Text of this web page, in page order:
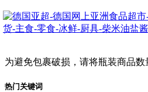
为避免包裹破损，请将瓶装商品数
热门关键词